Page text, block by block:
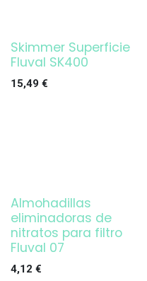
¡OFERTA!
Skimmer Superficie
Fluval SK400
15,49 €
Almohadillas
eliminadoras de
nitratos para filtro
Fluval 07
4,12 €